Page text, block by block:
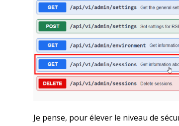
Je pense, pour élever le niveau de